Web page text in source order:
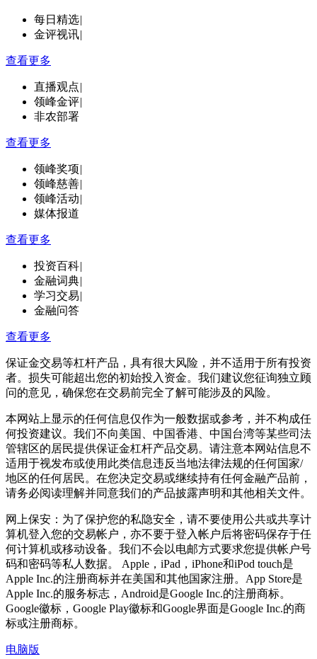
每日精选|
金评视讯|
查看更多
直播观点|
领峰金评|
非农部署
查看更多
领峰奖项|
领峰慈善|
领峰活动|
媒体报道
查看更多
投资百科|
金融词典|
学习交易|
金融问答
查看更多
保证金交易等杠杆产品，具有很大风险，并不适用于所有投资
者。损失可能超出您的初始投入资金。我们建议您征询独立顾
问的意见，确保您在交易前完全了解可能涉及的风险。
本网站上显示的任何信息仅作为一般数据或参考，并不构成任
何投资建议。我们不向美国、中国香港、中国台湾等某些司法
管辖区的居民提供保证金杠杆产品交易。请注意本网站信息不
适用于视发布或使用此类信息违反当地法律法规的任何国家/
地区的任何居民。在您决定交易或继续持有任何金融产品前，
请务必阅读理解并同意我们的产品披露声明和其他相关文件。
网上保安：为了保护您的私隐安全，请不要使用公共或共享计
算机登入您的交易帐户，亦不要于登入帐户后将密码保存于任
何计算机或移动设备。我们不会以电邮方式要求您提供帐户号
码和密码等私人数据。 Apple，iPad，iPhone和iPod touch是
Apple Inc.的注册商标并在美国和其他国家注册。App Store是
Apple Inc.的服务标志，Android是Google Inc.的注册商标。
Google徽标，Google Play徽标和Google界面是Google Inc.的商
标或注册商标。
电脑版